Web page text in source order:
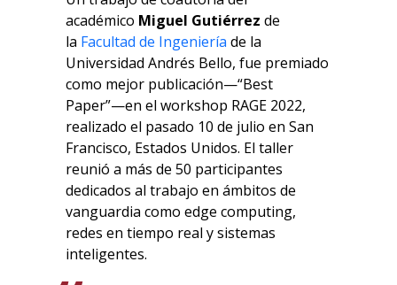
académico Miguel Gutiérrez de
la Facultad de Ingeniería de la
Universidad Andrés Bello, fue premiado
como mejor publicación—“Best
Paper”—en el workshop RAGE 2022,
realizado el pasado 10 de julio en San
Francisco, Estados Unidos. El taller
reunió a más de 50 participantes
dedicados al trabajo en ámbitos de
vanguardia como edge computing,
redes en tiempo real y sistemas
inteligentes.